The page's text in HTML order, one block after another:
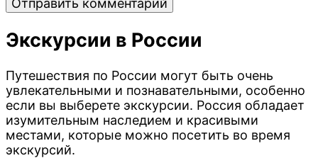
Экскурсии в России
Путешествия по России могут быть очень
увлекательными и познавательными, особенно
если вы выберете экскурсии. Россия обладает
изумительным наследием и красивыми
местами, которые можно посетить во время
экскурсий.